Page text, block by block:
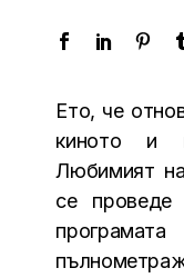
Ето, че
киното и
Любимият
се